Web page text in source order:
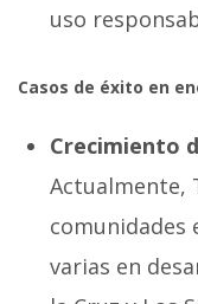
uso
Casos de éxito en
Crecimiento
Actualmente,
comunidades
varias en